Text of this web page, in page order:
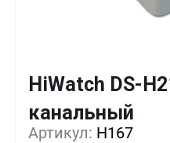
HiWatch DS-
канальный
Артикул: H167
1+ 0%